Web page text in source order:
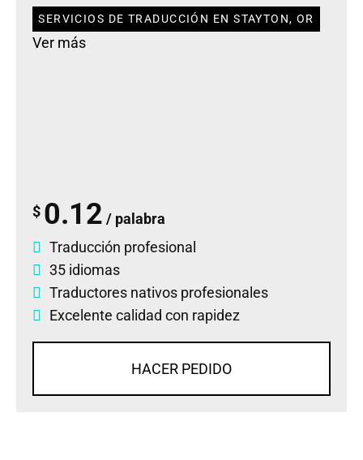
SERVICIOS DE TRADUCCIÓN EN STAYTON, OR
Ver más
$ 0.12 / palabra
Traducción profesional
35 idiomas
Traductores nativos profesionales
Excelente calidad con rapidez
HACER PEDIDO